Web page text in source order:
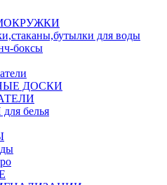
для воды
боксы
ДОСКИ
белья